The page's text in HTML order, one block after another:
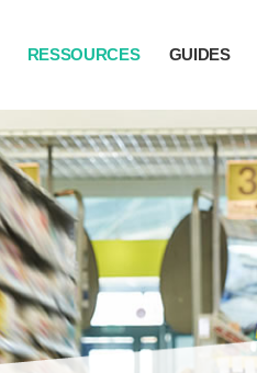
RESSOURCES GUIDES